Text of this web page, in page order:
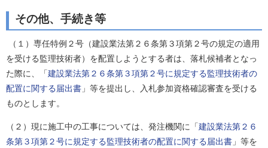
その他、手続き等
（１）専任特例２号（建設業法第２６条第３項第２号の規定の適用
を受ける監理技術者）を配置しようとする者は、落札候補者となっ
た際に、「建設業法第２６条第３項第２号に規定する監理技術者の
配置に関する届出書 」等を提出し、入札参加資格確認審査を受ける
ものとします。
（２）現に施工中の工事については、発注機関に「建設業法第２６
条第３項第２号に規定する監理技術者の配置に関する届出書 」等を